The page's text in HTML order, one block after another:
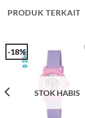
PRODUK TERKAIT
-18%
STOK HABIS